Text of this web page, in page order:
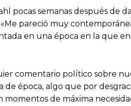
pocas semanas después de
pareció muy
en una época en la que
comentario político sobre
de época, algo que por
momentos de máxima